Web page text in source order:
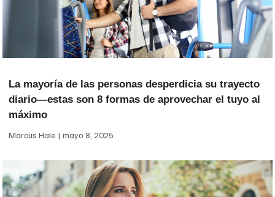
La mayoría de las personas desperdicia su trayecto
diario—estas son 8 formas de aprovechar el tuyo al
máximo
Marcus Hale mayo 8, 2025